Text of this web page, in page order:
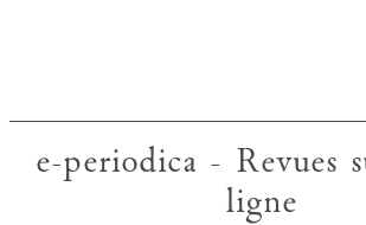
e-periodica - Revues
ligne